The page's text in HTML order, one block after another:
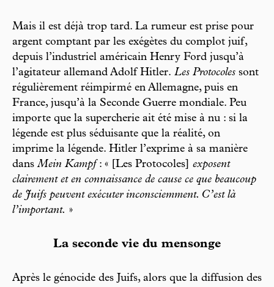
Mais il est déjà trop tard. La rumeur est prise pour
argent comptant par les exégètes du complot juif,
depuis l’industriel américain Henry Ford jusqu’à
l’agitateur allemand Adolf Hitler. Les Protocoles sont
régulièrement réimpirmé en Allemagne, puis en
France, jusqu’à la Seconde Guerre mondiale. Peu
importe que la supercherie ait été mise à nu : si la
légende est plus séduisante que la réalité, on
imprime la légende. Hitler l’exprime à sa manière
dansMein Kampf: « [Les Protocoles] exposent
clairement et en connaissance de cause ce que beaucoup
de Juifs peuvent exécuter inconsciemment. C’est là
l’important. »
La seconde vie du mensonge
Après le génocide des Juifs, alors que la diffusion des